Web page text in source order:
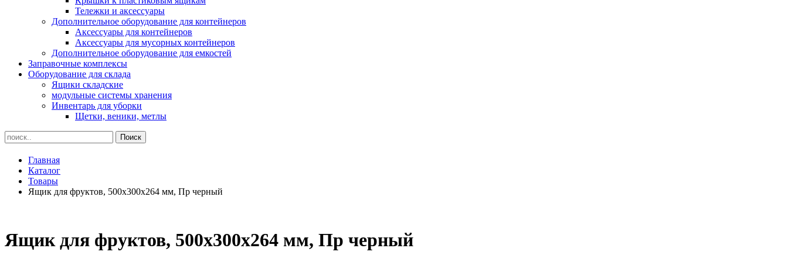
Тележки и аксессуары
Дополнительное оборудование для контейнеров
Аксессуары для контейнеров
Аксессуары для мусорных контейнеров
Дополнительное оборудование для емкостей
Заправочные комплексы
Оборудование для склада
Ящики складские
модульные системы хранения
Инвентарь для уборки
Щетки, веники, метлы
Главная
Каталог
Товары
Ящик для фруктов, 500х300х264 мм, Пр черный
Ящик для фруктов, 500х300х264 мм, Пр черный